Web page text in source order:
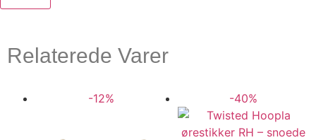
Relaterede Varer
-12% -40%